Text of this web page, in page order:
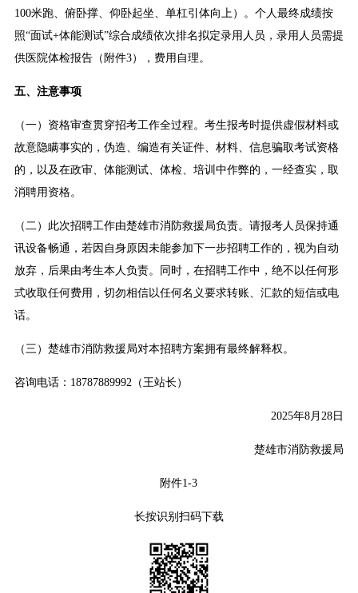
100米跑、俯卧撑、仰卧起坐、单杠引体向上）。个人最终成绩按
照“面试+体能测试”综合成绩依次排名拟定录用人员，录用人员需提
供医院体检报告（附件3），费用自理。
五、注意事项
（一）资格审查贯穿招考工作全过程。考生报考时提供虚假材料或
故意隐瞒事实的，伪造、编造有关证件、材料、信息骗取考试资格
的，以及在政审、体能测试、体检、培训中作弊的，一经查实，取
消聘用资格。
（二）此次招聘工作由楚雄市消防救援局负责。请报考人员保持通
讯设备畅通，若因自身原因未能参加下一步招聘工作的，视为自动
放弃，后果由考生本人负责。同时，在招聘工作中，绝不以任何形
式收取任何费用，切勿相信以任何名义要求转账、汇款的短信或电
话。
（三）楚雄市消防救援局对本招聘方案拥有最终解释权。
咨询电话：18787889992（王站长）
2025年8月28日
楚雄市消防救援局
附件1-3
长按识别扫码下载